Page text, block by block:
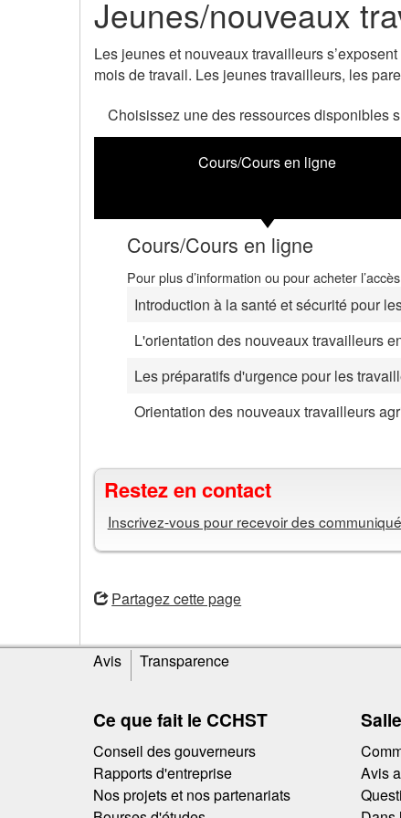
Jeunes/nouveaux
Les jeunes et nouveaux travailleurs
mois de travail. Les jeunes travailleurs, les
Choisissez une des ressources disponibles
Cours/Cours en ligne
Cours/Cours en ligne
Pour plus d’information ou pour acheter
Introduction à la santé et sécurité pour
L'orientation des nouveaux travailleurs
Les préparatifs d'urgence pour les
Orientation des nouveaux travailleurs
Restez en contact
Inscrivez-vous pour recevoir des
Partagez cette page
Informations
sur
site
Avis Transparence
Ce que fait le CCHST
Conseil des gouverneurs
Rapports d'entreprise
Nos projets et nos partenariats
Avis